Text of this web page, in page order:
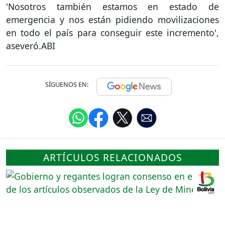
'Nosotros también estamos en estado de
emergencia y nos están pidiendo movilizaciones
en todo el país para conseguir este incremento',
aseveró.ABI
SÍGUENOS EN:
ARTÍCULOS RELACIONADOS